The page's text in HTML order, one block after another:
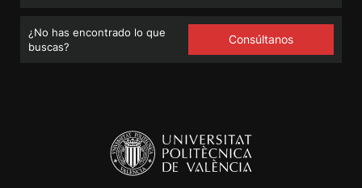
¿No has encontrado lo que
buscas?
Consúltanos